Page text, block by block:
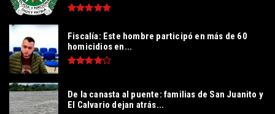
Fiscalía: Este hombre participó en más de 60
homicidios en...
De la canasta al puente: familias de San Juanito y
El Calvario dejan atrás...